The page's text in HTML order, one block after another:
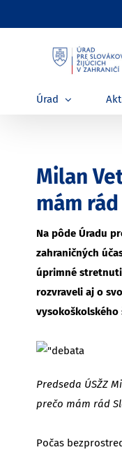
to
Úrad
Milan
mám
Na pôde Úradu
zahraničných
úprimné
rozvraveli aj o
vysokoškolského
Predseda ÚSŽZ
prečo mám rád
Počas